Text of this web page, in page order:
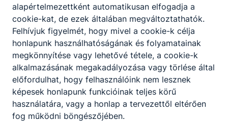
Partnereink
alapértelmezettként automatikusan elfogadja a
cookie-kat, de ezek általában megváltoztathatók.
Felhívjuk figyelmét, hogy mivel a cookie-k célja
honlapunk használhatóságának és folyamatainak
megkönnyítése vagy lehetővé tétele, a cookie-k
alkalmazásának megakadályozása vagy törlése által
előfordulhat, hogy felhasználóink nem lesznek
képesek honlapunk funkcióinak teljes körű
használatára, vagy a honlap a tervezettől eltérően
fog működni böngészőjében.